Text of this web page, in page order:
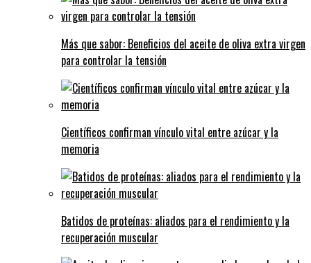
Más que sabor: Beneficios del aceite de oliva extra virgen
para controlar la tensión
Científicos confirman vínculo vital entre azúcar y la
memoria
Batidos de proteínas: aliados para el rendimiento y la
recuperación muscular